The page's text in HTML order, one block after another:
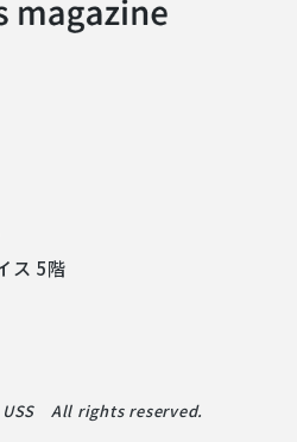
ス 5階
All rights reserved.